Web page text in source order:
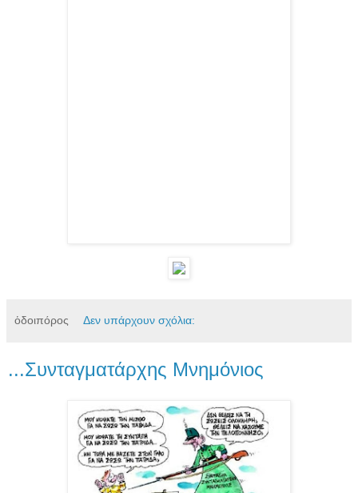
ὁδοιπόρος Δεν υπάρχουν σχόλια:
...Συνταγματάρχης Μνημόνιος